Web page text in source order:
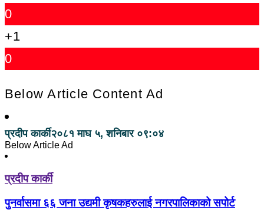
0
+1
0
Below Article Content Ad
प्रदीप कार्की२०८१ माघ ५, शनिबार ०९:०४
Below Article Ad
प्रदीप कार्की
पुनर्वासमा ६६ जना उद्यमी कृषकहरुलाई नगरपालिकाको सपोर्ट